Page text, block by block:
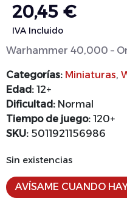
20,45 €
IVA Incluido
Warhammer 40,000 –
Categorías: Miniaturas,
Edad: 12+
Dificultad: Normal
Tiempo de juego: 120+
SKU: 5011921156986
Sin existencias
AVÍSAME CUANDO